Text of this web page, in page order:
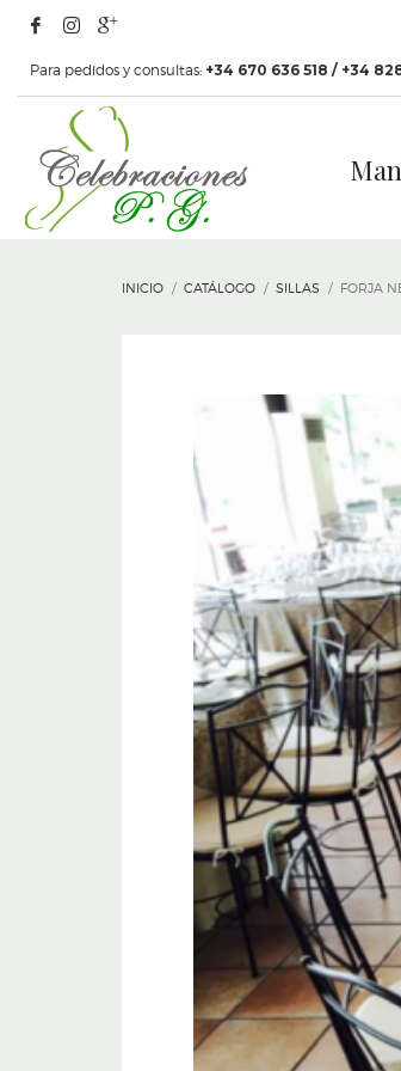
Para pedidos y consultas: +34 670 636 518 / +34
INICIO CATÁLOGO SILLAS FORJA